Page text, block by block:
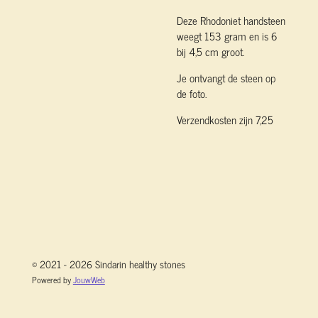
Deze Rhodoniet handsteen
weegt 153 gram en is 6
bij 4,5 cm groot.
Je ontvangt de steen op
de foto.
Verzendkosten zijn 7,25
© 2021 - 2026 Sindarin healthy stones
Powered byJouwWeb